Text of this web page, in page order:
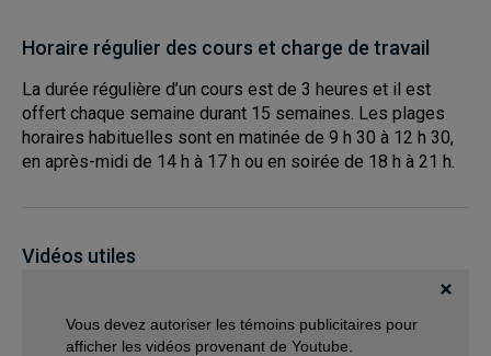
Horaire régulier des cours et charge de travail
La durée régulière d’un cours est de 3 heures et il est
offert chaque semaine durant 15 semaines. Les plages
horaires habituelles sont en matinée de 9 h 30 à 12 h 30,
en après-midi de 14 h à 17 h ou en soirée de 18 h à 21 h.
Vidéos utiles
Vous devez autoriser les témoins publicitaires pour
afficher les vidéos provenant de Youtube.